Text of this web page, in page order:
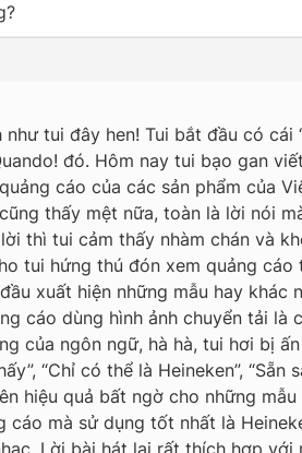
tui đây hen! Tui bắt đầu có cái
đó. Hôm nay tui bạo gan
cáo của các sản phẩm của
thấy mệt nữa, toàn là lời nói
thì tui cảm thấy nhàm chán và
tui hứng thú đón xem quảng
xuất hiện những mẫu hay khác
cáo dùng hình ảnh chuyển tải
của ngôn ngữ, hà hà, tui hơi bị
“Chỉ có thể là Heineken”, “Sẵn
hiệu quả bất ngờ cho những
mà sử dụng tốt nhất là